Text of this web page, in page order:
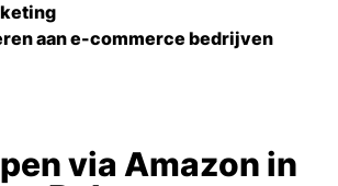
aan e-commerce bedrijven
via Amazon in